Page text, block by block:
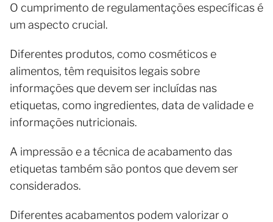
O cumprimento de regulamentações específicas é
um aspecto crucial.
Diferentes produtos, como cosméticos e
alimentos, têm requisitos legais sobre
informações que devem ser incluídas nas
etiquetas, como ingredientes, data de validade e
informações nutricionais.
A impressão e a técnica de acabamento das
etiquetas também são pontos que devem ser
considerados.
Diferentes acabamentos podem valorizar o